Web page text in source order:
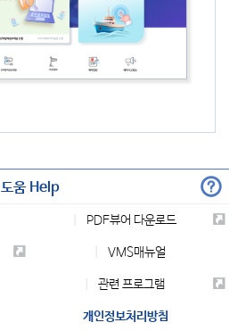
도움 Help
PDF뷰어 다운로드
VMS매뉴얼
관련 프로그램
개인정보처리방침